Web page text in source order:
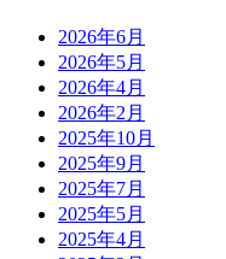
2026年6月
2026年5月
2026年4月
2026年2月
2025年10月
2025年9月
2025年7月
2025年5月
2025年4月